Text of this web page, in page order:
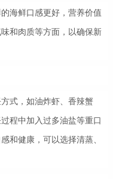
海鲜口感更好，营养价值
和肉质等方面，以确保新
式，如油炸虾、香辣蟹
程中加入过多油盐等重口
和健康，可以选择清蒸、